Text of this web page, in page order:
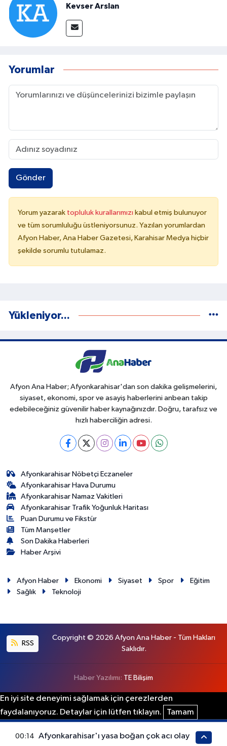
Kevser Arslan
Yorumlar
Gönder
Yorum yazarak topluluk kurallarımızı kabul etmiş bulunuyor
ve tüm sorumluluğu üstleniyorsunuz. Yazılan yorumlardan
Afyon Haber, Ana Haber Gazetesi, Karahisar Medya hiçbir
şekilde sorumlu tutulamaz.
Yükleniyor...
Afyon Ana Haber; Afyonkarahisar'dan son dakika gelişmelerini,
siyaset, ekonomi, spor ve asayiş haberlerini anbean takip
edebileceğiniz güvenilir haber kaynağınızdır. Doğru, tarafsız ve
hızlı haberciliğin adresi.
Afyonkarahisar Nöbetçi Eczaneler
Afyonkarahisar Hava Durumu
Afyonkarahisar Namaz Vakitleri
Afyonkarahisar Trafik Yoğunluk Haritası
Puan Durumu ve Fikstür
Tüm Manşetler
Son Dakika Haberleri
Haber Arşivi
Afyon Haber Ekonomi Siyaset Spor
Eğitim
Sağlık
Teknoloji
RSS
Copyright © 2026 Afyon Ana Haber - Tüm Hakları
Saklıdır.
Haber Yazılımı: TE Bilişim
En iyi site deneyimi sağlamak için çerezlerden
faydalanıyoruz. Detaylar için lütfen tıklayın.
Tamam
00:14 Afyonkarahisar'ı yasa boğan çok acı olay